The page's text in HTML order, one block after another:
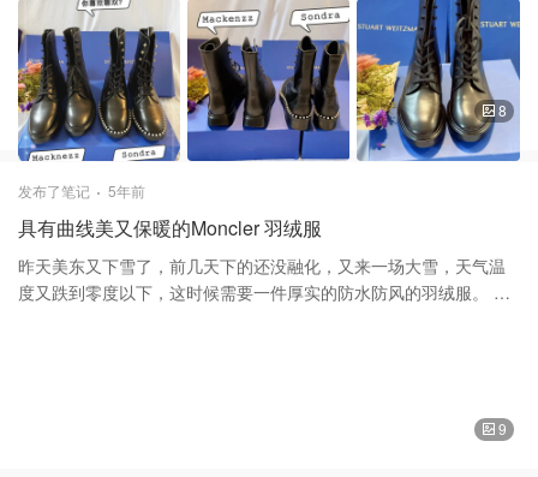
好的搭配效果的，渐渐的你会发现，它就跟小白鞋一样也是百搭
的！ 这款 Stuart Weitzman 斯图尔特·韦茨曼 的Mcknezz 马丁靴、
轻盈、皮质好，穿上去暴走无障碍！原价$650，当时$350入手的。
毛毛马丁靴 而另外一款珍珠之前哂过货的啦！去年到处断货，好多
博主也晒过货的！原价$650，当时$420到手。 珍珠马丁靴 谢谢大
家的喜欢和支持！❤️❤️
8
发布了笔记 5年前
具有曲线美又保暖的Moncler 羽绒服
昨天美东又下雪了，前几天下的还没融化，又来一场大雪，天气温
度又跌到零度以下，这时候需要一件厚实的防水防风的羽绒服。 这
送礼卡$500！后来拿了这个礼卡去买了个卡包。价格还是不错的。
9